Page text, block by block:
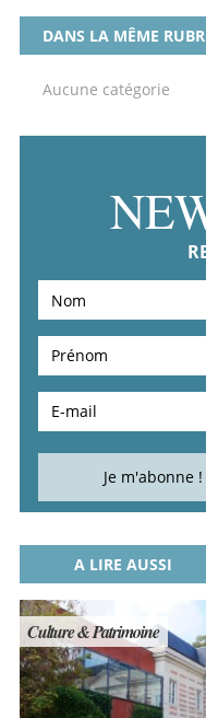
DANS LA MÊME
Aucune catégorie
A LIRE AUSSI
Culture & Patrimoine